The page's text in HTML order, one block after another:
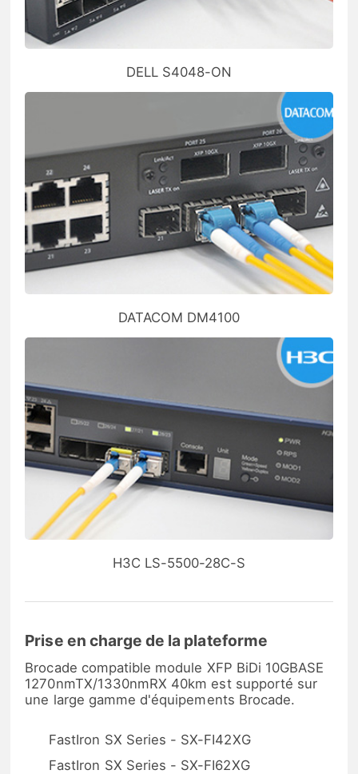
DELL S4048-ON
DATACOM DM4100
H3C LS-5500-28C-S
Prise en charge de la plateforme
Brocade compatible module XFP BiDi 10GBASE
1270nmTX/1330nmRX 40km est supporté sur
une large gamme d'équipements Brocade.
FastIron SX Series - SX-FI42XG
FastIron SX Series - SX-FI62XG